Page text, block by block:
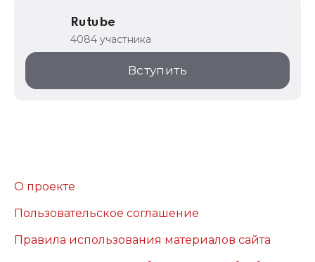
Rutube
4084 участника
Вступить
О проекте
Пользовательское соглашение
Правила использования материалов сайта